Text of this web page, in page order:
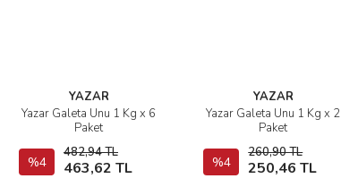
YAZAR
Yazar Galeta Unu 1 Kg x 6
Paket
%4
482,94 TL
463,62 TL
İncele
Sepete Ekle
YAZAR
Yazar Galeta Unu 1 Kg x 2
Paket
%4
260,90 TL
250,46 TL
İncele
Sepete Ekle